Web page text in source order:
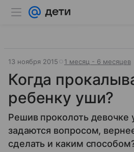
13 ноября 2015 1 месяц - 6 месяцев
Когда
ребенку уши?
Решив проколоть девочке
задаются вопросом,
сделать и каким